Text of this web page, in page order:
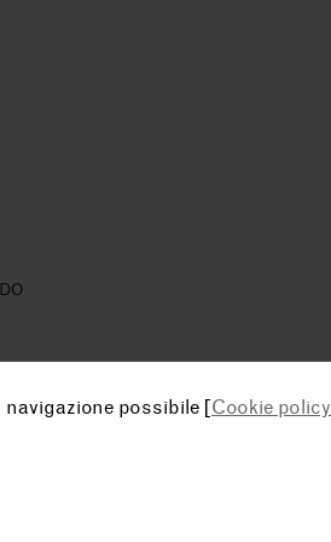
possibile [Cookie policy